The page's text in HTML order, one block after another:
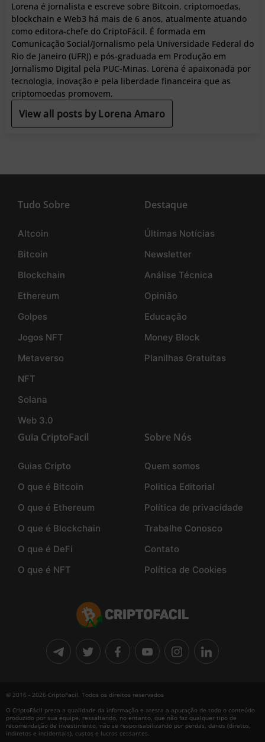
Lorena é jornalista e escreve sobre Bitcoin, criptomoedas,
blockchain e Web3 há mais de 6 anos, atualmente atuando
como editora-chefe do CriptoFácil. É formada em
Comunicação Social/Jornalismo pela Universidade Federal do
Rio de Janeiro (UFRJ) e pós-graduada em Produção em
Jornalismo Digital pela PUC-Minas. Lorena é apaixonada por
tecnologia, inovação e pela liberdade financeira que as
criptomoedas promovem.
View all posts by Lorena Amaro
Tudo Sobre
Altcoin
Bitcoin
Blockchain
Ethereum
Golpes
Jogos NFT
Metaverso
NFT
Solana
Web 3.0
Destaque
Últimas Notícias
Newsletter
Análise Técnica
Opinião
Educação
Money Block
Planilhas Gratuitas
Guia CriptoFacil
Guias Cripto
O que é Bitcoin
O que é Ethereum
O que é Blockchain
O que é DeFi
O que é NFT
Sobre Nós
Quem somos
Politica Editorial
Política de privacidade
Trabalhe Conosco
Contato
Política de Cookies
© 2016 - 2026 CriptoFacil. Todos os direitos reservados
O CriptoFácil preza a qualidade da informação e atesta a apuração de todo o conteúdo
produzido por sua equipe, ressaltando, no entanto, que não faz qualquer tipo de
recomendação de investimento, não se responsabilizando por perdas, danos (diretos,
indiretos e incidentais), custos e lucros cessantes.